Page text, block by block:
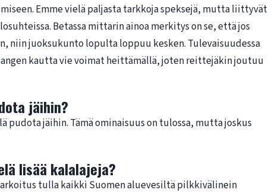
Emme vielä paljasta tarkkoja speksejä, mutta liittyvät
Betassa mittarin ainoa merkitys on se, että jos
niin juoksukunto lopulta loppuu kesken. Tulevaisuudessa
kautta vie voimat heittämällä, joten reittejäkin joutuu
jäihin?
pudota jäihin. Tämä ominaisuus on tulossa, mutta joskus
lisää kalalajeja?
tulla kaikki Suomen aluevesiltä pilkkivälinein